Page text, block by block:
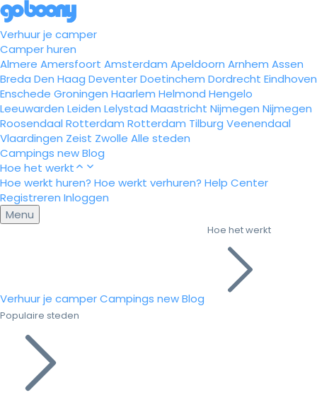
Verhuur je camper
Camper huren
Almere Amersfoort Amsterdam Apeldoorn Arnhem Assen
Breda Den Haag DeventerDoetinchem Dordrecht Eindhoven
Enschede Groningen Haarlem Helmond Hengelo
Leeuwarden Leiden Lelystad Maastricht Nijmegen Nijmegen
Roosendaal Rotterdam Rotterdam Tilburg Veenendaal
Vlaardingen Zeist Zwolle Alle steden
Campings newBlog
Hoe het werkt
Hoe werkt huren? Hoe werkt verhuren? Help Center
Registreren Inloggen
Menu
Verhuur je camperCampings newBlog
Hoe het werkt
Populaire steden